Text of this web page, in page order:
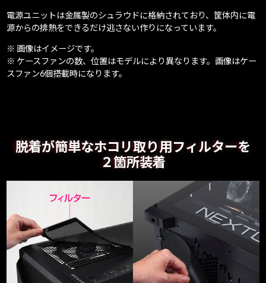
電源ユニットは金属製のシュラウドに格納されており、筐体内に電
源からの排熱をできるだけ逃さない作りになっています。
※ 画像はイメージです。
※ ケースファンの数、位置はモデルにより異なります。画像はケー
スファン6個搭載時になります。
脱着が簡単なホコリ取り用フィルターを
２箇所装着